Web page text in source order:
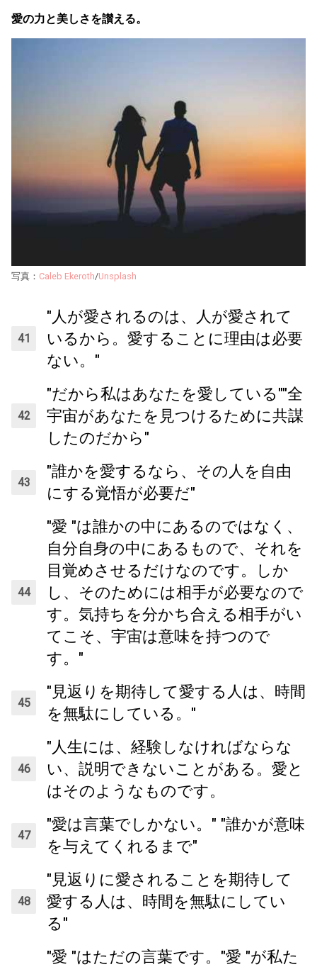
愛の力と美しさを讃える。
写真： Caleb Ekeroth/Unsplash
"人が愛されるのは、人が愛されて
いるから。愛することに理由は必要
ない。"
"だから私はあなたを愛している""全
宇宙があなたを見つけるために共謀
したのだから"
"誰かを愛するなら、その人を自由
にする覚悟が必要だ"
"愛 "は誰かの中にあるのではなく、
自分自身の中にあるもので、それを
目覚めさせるだけなのです。しか
し、そのためには相手が必要なので
す。気持ちを分かち合える相手がい
てこそ、宇宙は意味を持つので
す。"
"見返りを期待して愛する人は、時間
を無駄にしている。"
"人生には、経験しなければならな
い、説明できないことがある。愛と
はそのようなものです。
"愛は言葉でしかない。" "誰かが意味
を与えてくれるまで"
"見返りに愛されることを期待して
愛する人は、時間を無駄にしてい
る"
"愛 "はただの言葉です。"愛 "が私た